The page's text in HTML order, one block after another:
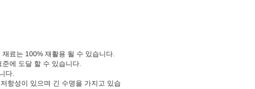
료는 100% 재활용 될 수 있습니다.
에 도달 할 수 있습니다.
다.
항성이 있으며 긴 수명을 가지고 있습